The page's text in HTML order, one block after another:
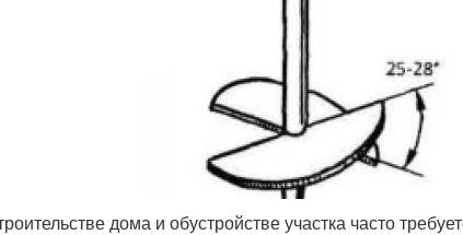
дома и обустройстве участка часто